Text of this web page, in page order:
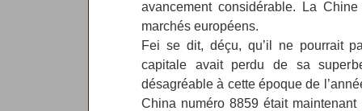
avancement considérable. La
marchés européens.
Fei se dit, déçu, qu’il ne pourrait
capitale avait perdu de sa
désagréable à cette époque de
China numéro 8859 était maintenant